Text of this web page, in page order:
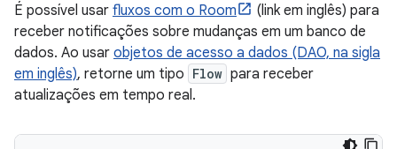
É possível usar fluxos com o Room
(link em inglês) para
receber notificações sobre mudanças em um banco de
dados. Ao usar objetos de acesso a dados (DAO, na sigla
em inglês), retorne um tipo Flow para receber
atualizações em tempo real.